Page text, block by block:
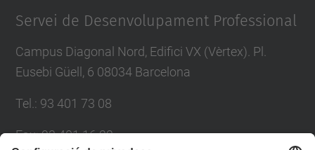
Servei de Desenvolupament Professional
Campus Diagonal Nord, Edifici VX (Vèrtex). Pl.
Eusebi Güell, 6 08034 Barcelona
Tel. : 93 401 73 08
Fax:93 401 16 22